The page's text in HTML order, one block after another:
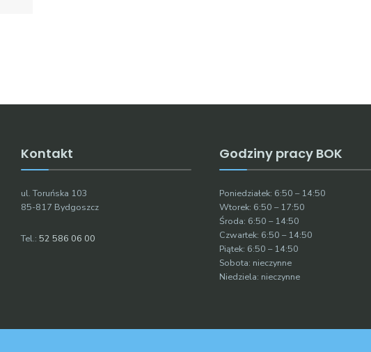
Kontakt
ul. Toruńska 103
85-817 Bydgoszcz
Tel.: 52 586 06 00
Godziny pracy BOK
Poniedziałek: 6:50 – 14:50
Wtorek: 6:50 – 17:50
Środa: 6:50 – 14:50
Czwartek: 6:50 – 14:50
Piątek: 6:50 – 14:50
Sobota: nieczynne
Niedziela: nieczynne